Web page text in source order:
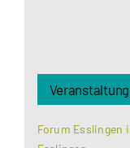
Forum Esslingen